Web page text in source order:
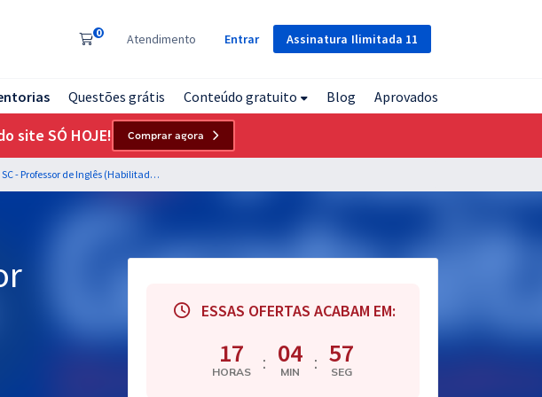
Assinatura Ilimitada 11
0 Atendimento Entrar
Questões grátis Conteúdo gratuito Blog Aprovados
site SÓ HOJE! Comprar agora
SME de Antônio Carlos - SC - Professor de Inglês (Habilitados)
ESSAS OFERTAS ACABAM EM:
17
HORAS : 04
MIN : 56
SEG